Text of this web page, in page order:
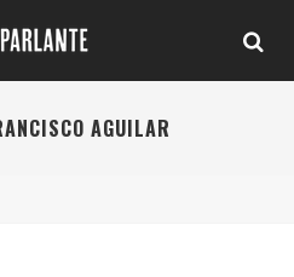
AGUILAR